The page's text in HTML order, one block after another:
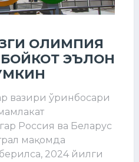
ОЛИМПИЯ
ЭЪЛОН
вазири ўринбосари
Россия ва Беларус
мақомда
2024 йилги